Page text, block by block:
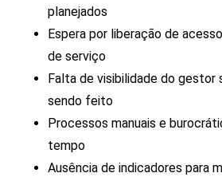
planejados
Espera por liberação de
de serviço
Falta de visibilidade do gestor
sendo feito
Processos manuais e
tempo
Ausência de indicadores para